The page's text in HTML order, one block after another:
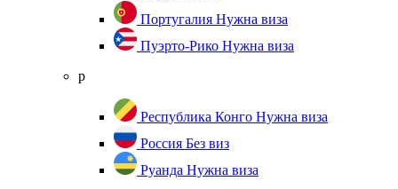
Португалия Нужна виза
Пуэрто-Рико Нужна виза
р
Республика Конго Нужна виза
Россия Без виз
Руанда Нужна виза